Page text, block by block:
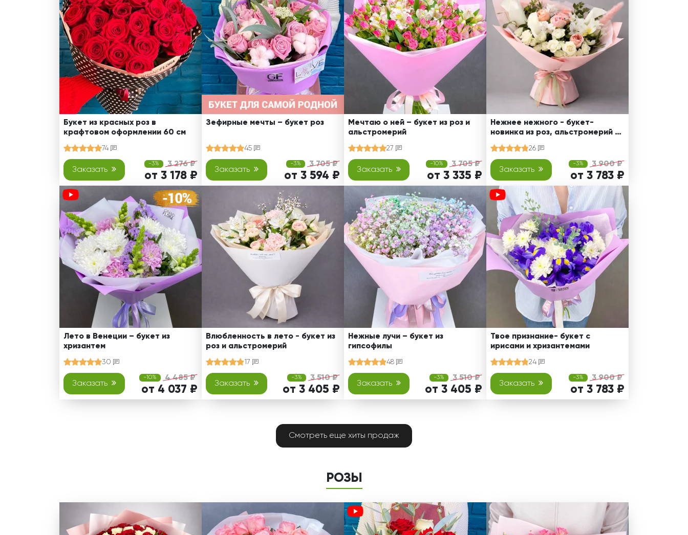
Розы поштучно
5 роз
7 роз
11 роз
15 роз
25 роз
51 роза
101 роза
Розы Гран-При
Корзины с розами
Кустовые розы
Миксы из роз
Сердца из роз
Монобукеты
Разноцветные
Эксклюзивные букеты
Смешанные
Хризантемы
Эустома
Свадьба
Свидание
Спасибо!
Юбилей
Подруге
Сестре
Брату
Врачу
Коллеге
Бабушке
Дедушке
Букет из красных роз в
крафтовом оформлении 60 см
74
Заказать
-3% 3 276 ₽
от 3 178 ₽
Зефирные мечты – букет роз
45
Заказать
-3% 3 705 ₽
от 3 594 ₽
Мечтаю о ней – букет из роз и
альстромерий
27
Заказать
-10% 3 705 ₽
от 3 335 ₽
Нежнее нежного - букет-
новинка из роз, альстромерий и
26
Заказать
-3% 3 900 ₽
от 3 783 ₽
Лето в Венеции – букет из
хризантем
30
Заказать
-10% 4 485 ₽
от 4 037 ₽
Влюбленность в лето - букет из
роз и альстромерий
17
Заказать
-3% 3 510 ₽
от 3 405 ₽
Нежные лучи – букет из
гипсофилы
48
Заказать
-3% 3 510 ₽
от 3 405 ₽
Твое признание- букет с
ирисами и хризантемами
24
Заказать
-3% 3 900 ₽
от 3 783 ₽
Смотреть еще хиты продаж
РОЗЫ